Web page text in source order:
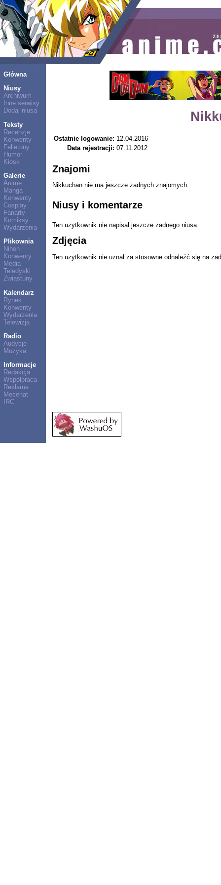
Główna
Niusy
Archiwum
Inne serwisy
Dodaj niusa
Teksty
Recenzje
Konwenty
Felietony
Humor
Kiosk
Galerie
Anime
Manga
Konwenty
Cosplay
Fanarty
Komiksy
Wydarzenia
Plikownia
Nihon
Konwenty
Media
Teledyski
Zwiastuny
Kalendarz
Rynek
Konwenty
Wydarzenia
Telewizja
Radio
Audycje
Muzyka
Informacje
Redakcja
Współpraca
Reklama
Mecenat
IRC
Ostatnie logowanie: 12.04.2016
Data rejestracji: 07.11.2012
Znajomi
Nikkuchan nie ma jeszcze żadnych znajomych.
Niusy i komentarze
Ten użytkownik nie napisał jeszcze żadnego niusa.
Zdjęcia
Ten użytkownik nie uznał za stosowne odnaleźć się na